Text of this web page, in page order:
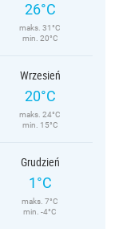
26°C
maks. 31°C
min. 20°C
Wrzesień
20°C
maks. 24°C
min. 15°C
Grudzień
1°C
maks. 7°C
min. -4°C